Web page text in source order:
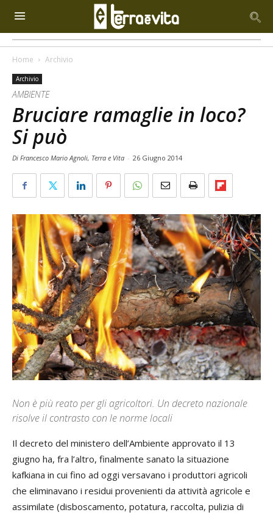
Home Archivio
Archivio
AMBIENTE
Bruciare ramaglie in loco?
Si può
Di Francesco Mario Agnoli, Terra e Vita - 26 Giugno 2014
Non è più reato per gli agricoltori. Un decreto nazionale
risolve il contrasto con le norme locali
Il decreto del ministero dell’Ambiente approvato il 13
giugno ha, fra l’altro, finalmente sanato la situazione
kafkiana in cui fino ad oggi versavano i produttori agricoli
che eliminavano i residui provenienti da attività agricole e
assimilate (disboscamento, potatura, raccolta, pulizia di